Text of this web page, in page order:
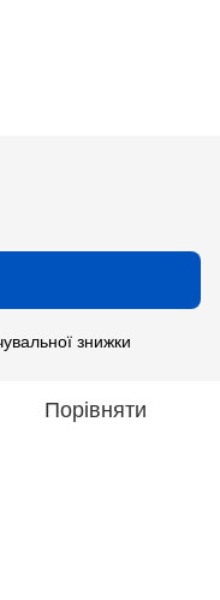
знижки
Порівняти